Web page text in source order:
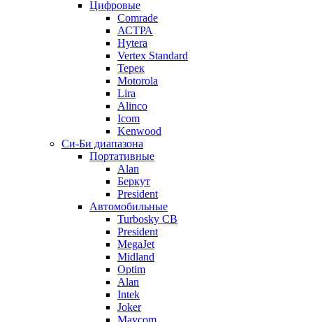
Цифровые
Comrade
АСТРА
Hytera
Vertex Standard
Терек
Motorola
Lira
Alinco
Icom
Kenwood
Си-Би диапазона
Портативные
Alan
Беркут
President
Автомобильные
Turbosky CB
President
MegaJet
Midland
Optim
Alan
Intek
Joker
Maycom